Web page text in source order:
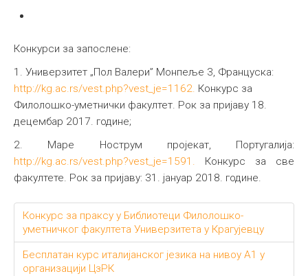
Конкурси за запослене:
1. Универзитет „Пол Валери” Монпеље 3, Француска:
http://kg.ac.rs/vest.php?vest_je=1162. Конкурс за
Филолошко-уметнички факултет. Рок за пријаву 18.
децембар 2017. године;
2. Mаре Нострум пројекат, Португалија:
http://kg.ac.rs/vest.php?vest_je=1591. Конкурс за све
факултете. Рок за пријаву: 31. јануар 2018. године.
Конкурс за праксу у Библиотеци Филолошко-
уметничког факултета Универзитета у Крагујевцу
Бесплатан курс италијанског језика на нивоу А1 у
организацији ЦзРК